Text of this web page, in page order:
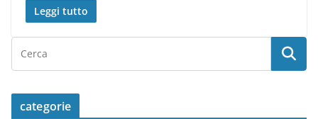
Leggi tutto
categorie